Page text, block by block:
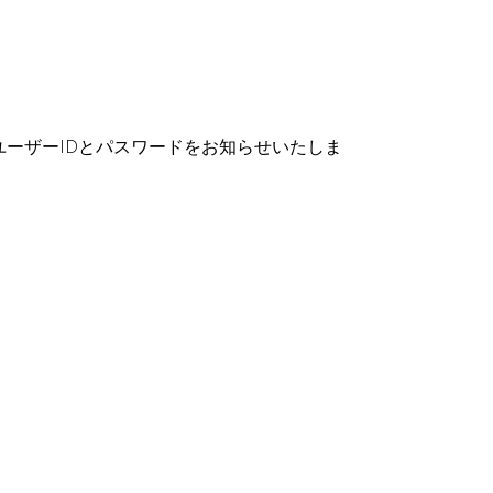
ザーIDとパスワードをお知らせいたしま